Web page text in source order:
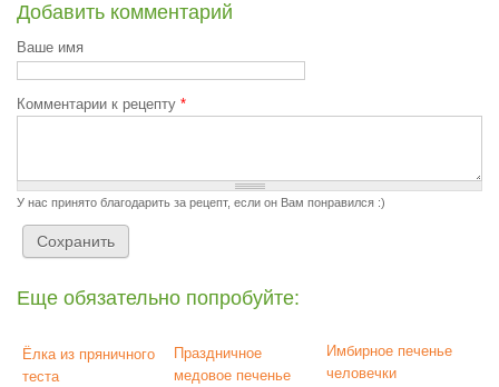
Добавить комментарий
Ваше имя
Комментарии к рецепту *
У нас принято благодарить за рецепт, если он Вам понравился :)
Еще обязательно попробуйте:
Ёлка из пряничного
теста
Праздничное
медовое печенье
Имбирное печенье
человечки